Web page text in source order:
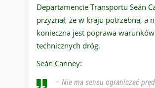
Departamencie Transportu Seán
przyznał, że w kraju potrzebna, a
konieczna jest poprawa warunków
technicznych dróg.
Seán Canney:
– Nie ma sensu ograniczać